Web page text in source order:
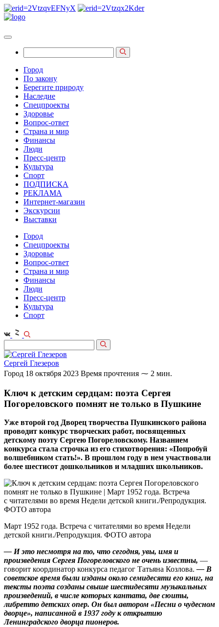
Город
По закону
Берегите природу
Наследие
Спецпроекты
Здоровье
Вопрос-ответ
Страна и мир
Финансы
Люди
Пресс-центр
Культура
Спорт
ПОДПИСКА
РЕКЛАМА
Интернет-магазин
Экскурсии
Выставки
Город
Спецпроекты
Здоровье
Вопрос-ответ
Страна и мир
Финансы
Люди
Пресс-центр
Культура
Спорт
Сергей Глезеров
Город 18 октября 2023 Время прочтения ⁓ 2 мин.
Ключ к детским сердцам: поэта Сергея
Погореловского помнят не только в Пушкине
Уже второй год Дворец творчества Пушкинского района
проводит конкурс творческих работ, посвященных
детскому поэту Сергею Погореловскому. Названием
конкурса стала строчка из его стихотворения: «Попробуй
волшебником стать!». В прошлом году в нем участвовали
более шестисот дошкольников и младших школьников.
Март 1952 года. Встреча с читателями во время Недели
детской книги./Репродукция. ФОТО автора
— И это несмотря на то, что сегодня, увы, имя и
произведения Сергея Погореловского не очень известны, —
говорит координатор конкурса педагог Татьяна Козлова.— В
советское время были изданы около семидесяти его книг, на
тексты поэ­та созданы свыше шестидесяти музыкальных
произведений, в числе которых кантата, две сюиты,
либретто детских опер. Он был автором «Песни о чудесном
дворце», написанной в 1937 году к открытию
Ленинградского дворца пионеров.